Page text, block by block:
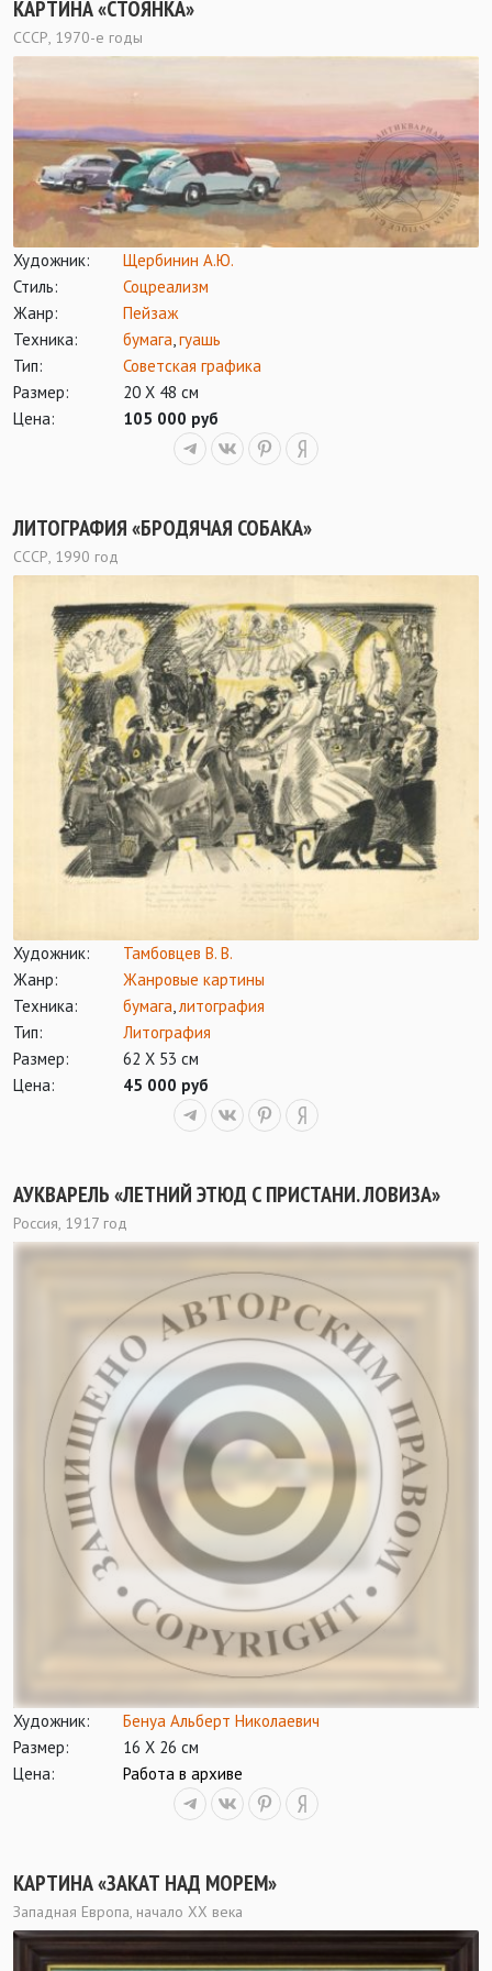
КАРТИНА «СТОЯНКА»
СССР, 1970-е годы
Художник:
Щербинин А.Ю.
Стиль:
Соцреализм
Жанр:
Пейзаж
Техника:
бумага,гуашь
Тип:
Советская графика
Размер:
20 Х 48 см
Цена:
105 000 руб
ЛИТОГРАФИЯ «БРОДЯЧАЯ СОБАКА»
СССР, 1990 год
Художник:
Тамбовцев В. В.
Жанр:
Жанровые картины
Техника:
бумага,литография
Тип:
Литография
Размер:
62 Х 53 см
Цена:
45 000 руб
АУКВАРЕЛЬ «ЛЕТНИЙ ЭТЮД С ПРИСТАНИ. ЛОВИЗА»
Россия, 1917 год
Художник:
Бенуа Альберт Николаевич
Размер:
16 Х 26 см
Цена:
Работа в архиве
КАРТИНА «ЗАКАТ НАД МОРЕМ»
Западная Европа, начало XX века